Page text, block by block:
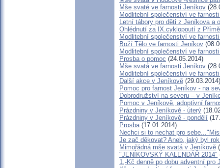
Mše svaté ve farnosti Jeníkov
Modlitební společenství ve
Letní tábory pro děti z Jeníkova a
Ohlédnutí za IX.cyklopoutí z
Modlitební společenství ve
Boží Tělo ve farnosti Jeníkov
Modlitební společenství ve
Prosba o pomoc (24.05.2014)
Mše svatá ve farnosti Jeníkov
Modlitební společenství ve
Další akce v Jeníkově (29.03.2014)
Pomoc pro farnost Jeníkov - na
Dobrodružství na severu – v
Pomoc v Jeníkově, adoptivní
Prázdniny v Jeníkově - úterý
Prázdniny v Jeníkově - pondělí
Prosba(17.01.2014)
Nechci si to nechat pro
Je zač děkovat? Aneb, jaký byl
Mimořádná mše svatá v Jeníkově
"JENÍKOVSKÝ KALENDÁŘ 2014"
1,-Kč denně po dobu adventní pro